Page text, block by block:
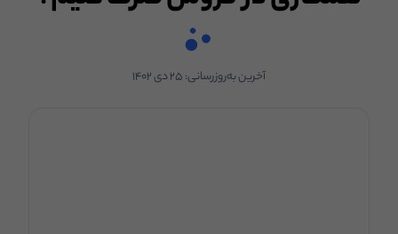
آخرین به‌روزرسانی:۲۵ دی ۱۴۰۲